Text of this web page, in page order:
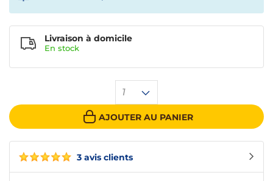
3 avis clients
1
AJOUTER AU PANIER
Livraison à domicile
En stock